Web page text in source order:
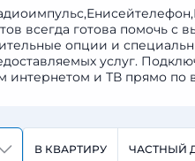
всегда готова помочь с
опции и
услуг.
интернетом и ТВ прямо по
В КВАРТИРУ ЧАСТНЫЙ